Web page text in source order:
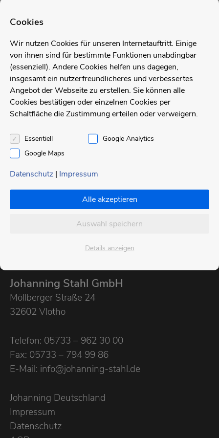
Bandsägen können wir Ihnen kostengünstige
Sägezuschnitte aus Rund- oder Flachmaterial
nach ihren Wünschen anbieten. Fragen Sie
hierzu einfach Ihren Bedarf an.
Johanning Stahl GmbH
Möllberger Straße 24
32602 Vlotho
Telefon: 05733 – 962 30 00
Fax: 05733 – 794 99 86
E-Mail: info@johanning-stahl.de
Johanning Deutschland
Impressum
Datenschutz
Cookies
Wir nutzen Cookies für unseren Internetauftritt. Einige
von ihnen sind für bestimmte Funktionen unabdingbar
(essenziell). Andere Cookies helfen uns dagegen,
insgesamt ein nutzerfreundlicheres und verbessertes
Angebot der Webseite zu erstellen. Sie können alle
Cookies bestätigen oder einzelnen Cookies per
Schaltfläche die Zustimmung erteilen oder verweigern.
Essentiell
Google Analytics
Google Maps
Datenschutz | Impressum
Alle akzeptieren
Auswahl speichern
Details anzeigen